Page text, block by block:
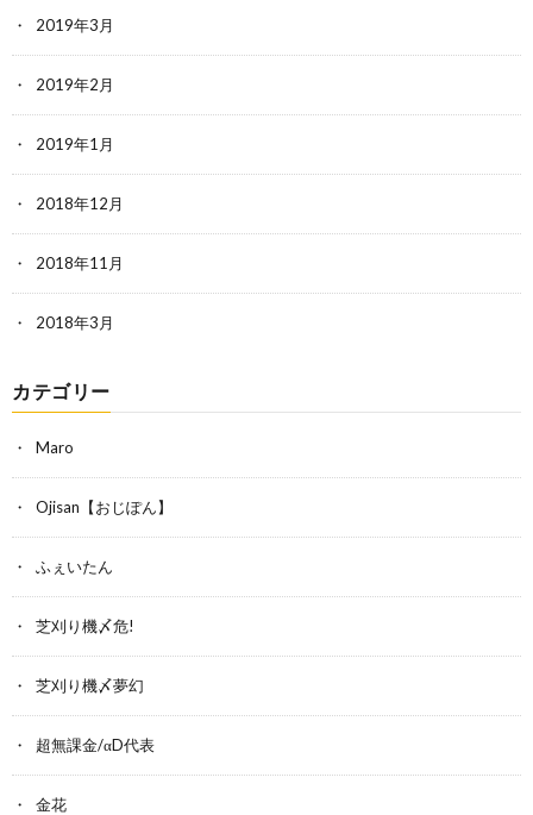
2019年3月
2019年2月
2019年1月
2018年12月
2018年11月
2018年3月
カテゴリー
Maro
Ojisan【おじぽん】
ふぇいたん
芝刈り機〆危!
芝刈り機〆夢幻
超無課金/αD代表
金花